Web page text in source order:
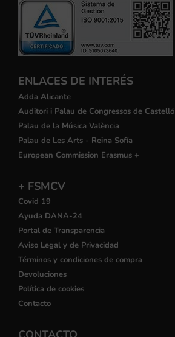
ENLACES DE INTERÉS
Adda Alicante
Auditori i Palau de Congressos de Castelló
Palau de la Música València
Palau de Les Arts - Reina Sofía
European Commission Erasmus +
+ FSMCV
Covid 19
Ayuda DANA-24
Portal de Transparencia
Aviso Legal y de Privacidad
Términos y condiciones de compra
Devoluciones
Política de cookies
Contacto